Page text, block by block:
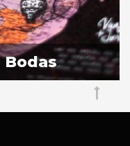
Bodas